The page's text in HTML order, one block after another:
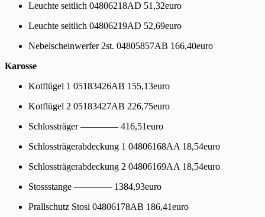
Leuchte seitlich 04806218AD 51,32euro
Leuchte seitlich 04806219AD 52,69euro
Nebelscheinwerfer 2st. 04805857AB 166,40euro
Karosse
Kotflügel 1 05183426AB 155,13euro
Kotflügel 2 05183427AB 226,75euro
Schlossträger ———— 416,51euro
Schlossträgerabdeckung 1 04806168AA 18,54euro
Schlossträgerabdeckung 2 04806169AA 18,54euro
Stossstange ———— 1384,93euro
Prallschutz Stosi 04806178AB 186,41euro